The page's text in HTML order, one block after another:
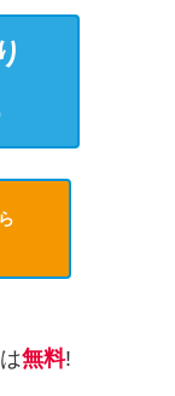
無料!